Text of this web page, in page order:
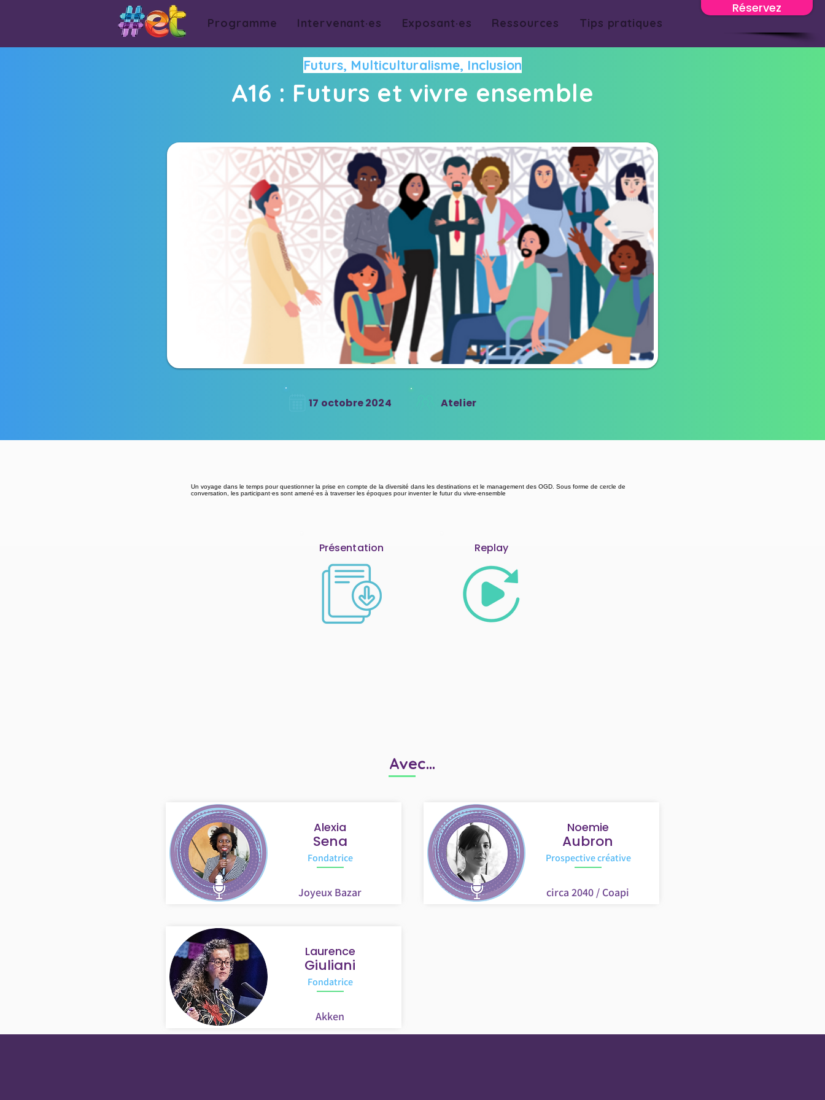
Réservez
Programme Intervenant·es Exposant·es Ressources Tips pratiques
Futurs, Multiculturalisme, Inclusion
A16 : Futurs et vivre ensemble
17 octobre 2024 Atelier
Un voyage dans le temps pour questionner la prise en compte de la diversité dans les destinations et le management des OGD. Sous forme de cercle de
conversation, les participant·es sont amené·es à traverser les époques pour inventer le futur du vivre-ensemble
Présentation Replay
Avec...
Alexia
Sena
Fondatrice
Joyeux Bazar
Laurence
Giuliani
Fondatrice
Akken
Noemie
Aubron
Prospective créative
circa 2040 / Coapi